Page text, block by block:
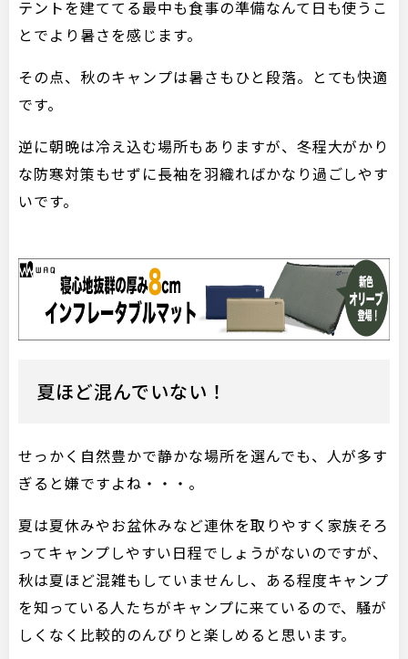
テントを建ててる最中も食事の準備なんて日も使うこ
とでより暑さを感じます。
その点、秋のキャンプは暑さもひと段落。とても快適
です。
逆に朝晩は冷え込む場所もありますが、冬程大がかり
な防寒対策もせずに長袖を羽織ればかなり過ごしやす
いです。
夏ほど混んでいない！
せっかく自然豊かで静かな場所を選んでも、人が多す
ぎると嫌ですよね・・・。
夏は夏休みやお盆休みなど連休を取りやすく家族そろ
ってキャンプしやすい日程でしょうがないのですが、
秋は夏ほど混雑もしていませんし、ある程度キャンプ
を知っている人たちがキャンプに来ているので、騒が
しくなく比較的のんびりと楽しめると思います。